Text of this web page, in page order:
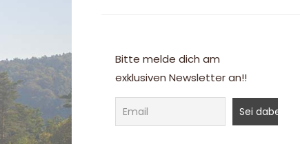
Bitte melde dich am
exklusiven Newsletter an!!